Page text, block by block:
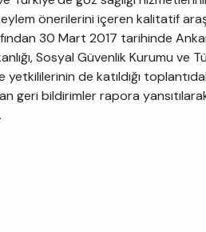
önerilerini içeren kalitatif
30 Mart 2017 tarihinde
Sosyal Güvenlik Kurumu ve
de katıldığı
geri bildirimler rapora